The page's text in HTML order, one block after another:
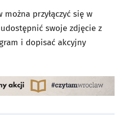
przyłączyć się w
swoje zdjęcie z
i dopisać akcyjny